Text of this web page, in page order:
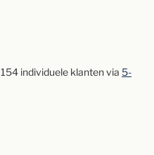
154 individuele klanten via 5-